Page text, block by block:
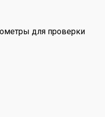
для проверки